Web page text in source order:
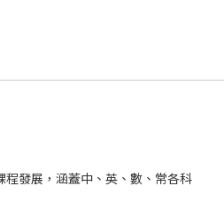
程發展，涵蓋中、英、數、常各科